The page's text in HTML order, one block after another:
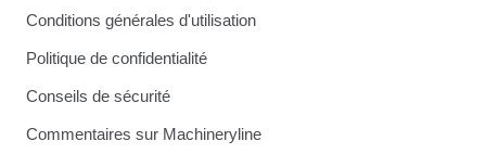
Conditions générales d'utilisation
Politique de confidentialité
Conseils de sécurité
Commentaires sur Machineryline